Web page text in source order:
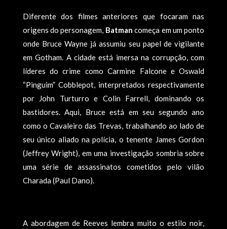
Diferente dos filmes anteriores que focaram nas
origens do personagem, Batman começa em um ponto
onde Bruce Wayne já assumiu seu papel de vigilante
em Gotham. A cidade está imersa na corrupção, com
líderes do crime como Carmine Falcone e Oswald
“Pinguim” Cobblepot, interpretados respectivamente
por John Turturro e Colin Farrell, dominando os
bastidores. Aqui, Bruce está em seu segundo ano
como o Cavaleiro das Trevas, trabalhando ao lado de
seu único aliado na polícia, o tenente James Gordon
(Jeffrey Wright), em uma investigação sombria sobre
uma série de assassinatos cometidos pelo vilão
Charada (Paul Dano).
A abordagem de Reeves lembra muito o estilo noir,